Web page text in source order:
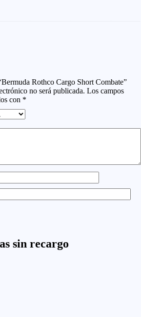
Rothco Cargo Short Combate”
no será publicada. Los campos
con *
sin recargo